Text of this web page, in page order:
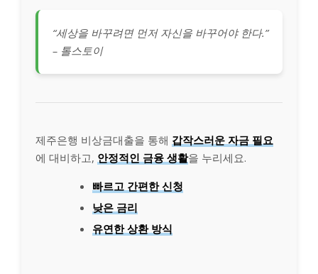
“세상을 바꾸려면 먼저 자신을 바꾸어야 한다.”
– 톨스토이
제주은행 비상금대출을 통해 갑작스러운 자금 필요
에 대비하고, 안정적인 금융 생활을 누리세요.
빠르고 간편한 신청
낮은 금리
유연한 상환 방식